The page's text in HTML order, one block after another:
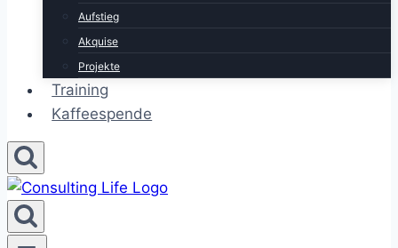
Aufstieg
Akquise
Projekte
Training
Kaffeespende